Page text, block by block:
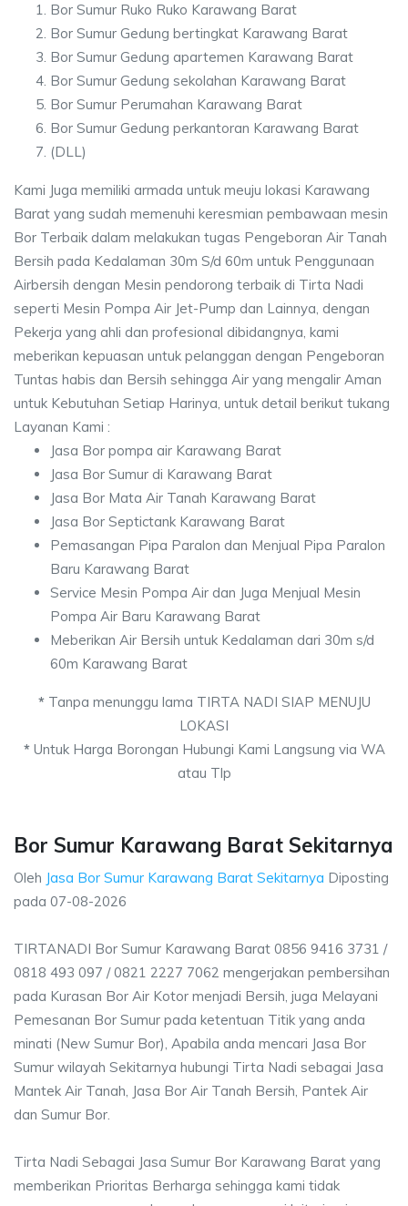
Bor Sumur Ruko Ruko Karawang Barat
Bor Sumur Gedung bertingkat Karawang Barat
Bor Sumur Gedung apartemen Karawang Barat
Bor Sumur Gedung sekolahan Karawang Barat
Bor Sumur Perumahan Karawang Barat
Bor Sumur Gedung perkantoran Karawang Barat
(DLL)
Kami Juga memiliki armada untuk meuju lokasi Karawang
Barat yang sudah memenuhi keresmian pembawaan mesin
Bor Terbaik dalam melakukan tugas Pengeboran Air Tanah
Bersih pada Kedalaman 30m S/d 60m untuk Penggunaan
Airbersih dengan Mesin pendorong terbaik di Tirta Nadi
seperti Mesin Pompa Air Jet-Pump dan Lainnya, dengan
Pekerja yang ahli dan profesional dibidangnya, kami
meberikan kepuasan untuk pelanggan dengan Pengeboran
Tuntas habis dan Bersih sehingga Air yang mengalir Aman
untuk Kebutuhan Setiap Harinya, untuk detail berikut tukang
Layanan Kami :
Jasa Bor pompa air Karawang Barat
Jasa Bor Sumur di Karawang Barat
Jasa Bor Mata Air Tanah Karawang Barat
Jasa Bor Septictank Karawang Barat
Pemasangan Pipa Paralon dan Menjual Pipa Paralon
Baru Karawang Barat
Service Mesin Pompa Air dan Juga Menjual Mesin
Pompa Air Baru Karawang Barat
Meberikan Air Bersih untuk Kedalaman dari 30m s/d
60m Karawang Barat
*Tanpa menunggu lama TIRTA NADI SIAP MENUJU
LOKASI
*Untuk Harga Borongan Hubungi Kami Langsung via WA
atau Tlp
Bor Sumur Karawang Barat Sekitarnya
Oleh Jasa Bor Sumur Karawang Barat Sekitarnya Diposting
pada 07-08-2026
TIRTANADI Bor Sumur Karawang Barat 0856 9416 3731 /
0818 493 097 / 0821 2227 7062 mengerjakan pembersihan
pada Kurasan Bor Air Kotor menjadi Bersih, juga Melayani
Pemesanan Bor Sumur pada ketentuan Titik yang anda
minati (New Sumur Bor), Apabila anda mencari Jasa Bor
Sumur wilayah Sekitarnya hubungi Tirta Nadi sebagai Jasa
Mantek Air Tanah, Jasa Bor Air Tanah Bersih, Pantek Air
dan Sumur Bor.
Tirta Nadi Sebagai Jasa Sumur Bor Karawang Barat yang
memberikan Prioritas Berharga sehingga kami tidak